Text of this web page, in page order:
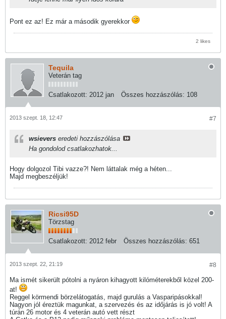
Pont ez az! Ez már a második gyerekkor
2 likes
Tequila
Veterán tag
Csatlakozott: 2012 jan Összes hozzászólás: 108
#7
2013 szept. 18, 12:47
wsievers eredeti hozzászólása
Ha gondolod csatlakozhatok...
Hogy dolgozol Tibi vazze?! Nem láttalak még a héten...
Majd megbeszéljük!
Ricsi95D
Törzstag
Csatlakozott: 2012 febr Összes hozzászólás: 651
#8
2013 szept. 22, 21:19
Ma ismét sikerült pótolni a nyáron kihagyott kilóméterekből közel 200-
at!
Reggel körmendi börzelátogatás, majd gurulás a Vasparipásokkal!
Nagyon jól éreztük magunkat, a szervezés és az időjárás is jó volt! A
túrán 26 motor és 4 veterán autó vett részt